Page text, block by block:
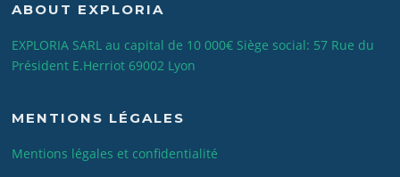
ABOUT EXPLORIA
EXPLORIA SARL au capital de 10 000€ Siège social: 57 Rue du
Président E.Herriot 69002 Lyon
MENTIONS LÉGALES
Mentions légales et confidentialité